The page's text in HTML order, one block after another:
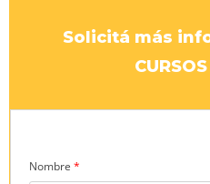
Solicitá más